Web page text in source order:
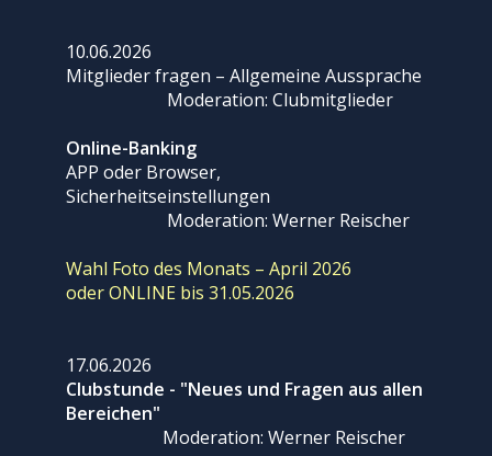
10.06.2026
Mitglieder fragen – Allgemeine Aussprache
Moderation: Clubmitglieder
Online-Banking
APP oder Browser,
Sicherheitseinstellungen
Moderation: Werner Reischer
Wahl Foto des Monats – April 2026
oder ONLINE bis 31.05.2026
17.06.2026
Clubstunde - "Neues und Fragen aus allen
Bereichen"
Moderation: Werner Reischer